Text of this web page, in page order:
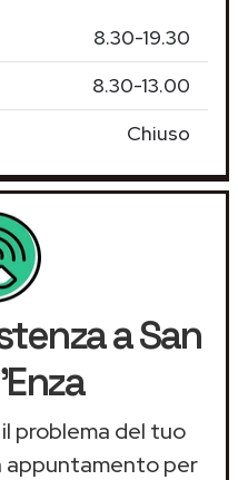
8.30-19.30
8.30-13.00
Chiuso
a San
problema del tuo
appuntamento per